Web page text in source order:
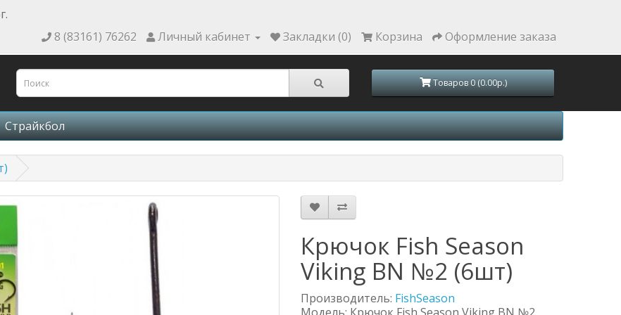
8 (83161) 76262
Личный кабинет Закладки (0) Корзина Оформление заказа
Товаров 0 (0.00р.)
Страйкбол
Крючок Fish Season
Viking BN №2 (6шт)
Производитель: FishSeason